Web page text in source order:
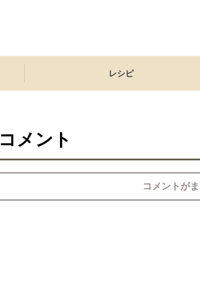
レシピ
コメント
コメントが